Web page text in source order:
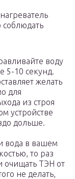
воду
5-10 секунд.
желать
для
из строя
устройстве
дольше.
вода в вашем
то раз
очищать ТЭН от
не делать,